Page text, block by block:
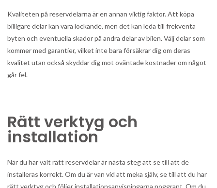
Kvaliteten på reservdelarna är en annan viktig faktor. Att köpa
billigare delar kan vara lockande, men det kan leda till frekventa
byten och eventuella skador på andra delar av bilen. Välj delar som
kommer med garantier, vilket inte bara försäkrar dig om deras
kvalitet utan också skyddar dig mot oväntade kostnader om något
går fel.
Rätt verktyg och
installation
När du har valt rätt reservdelar är nästa steg att se till att de
installeras korrekt. Om du är van vid att meka själv, se till att du har
rätt verktyg och följer installationsanvisningarna noggrant. Om du